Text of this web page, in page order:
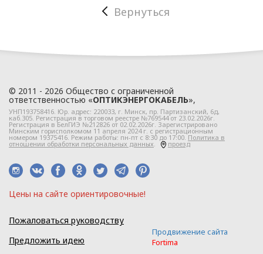
Вернуться
© 2011 - 2026 Общество с ограниченной
ответственностью «ОПТИКЭНЕРГОКАБЕЛЬ»,
УНП193758416. Юр. адрес: 220033, г. Минск, пр. Партизанский, 6д,
каб.305. Регистрация в торговом реестре №769544 от 23.02.2026г.
Регистрация в БелГИЭ №212826 от 02.02.2026г. Зарегистрировано
Минским горисполкомом 11 апреля 2024 г. с регистрационным
номером 19375416. Режим работы: пн-пт с 8:30 до 17:00.Политика в
отношении обработки персональных данных. проезд
Цeны нa caйтe opиeнтиpoвoчные!
Пожаловаться руководству
Предложить идею
Продвижение сайта
Fortima
область защиты
защиты персональных
данных разрабатываются
на основании Политики в
отношении персональных
данных ООО
«ЭлектроКабельКомплект».
Глава 2
Правовое
регулирование